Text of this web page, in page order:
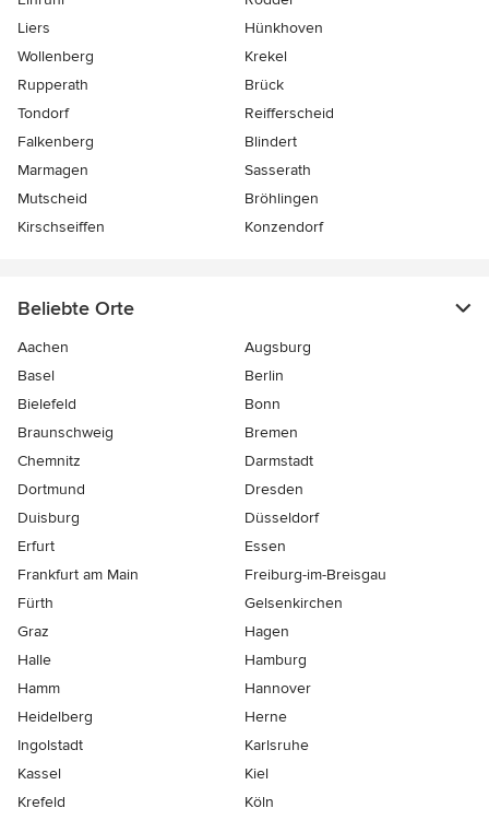
Liers
Hünkhoven
Wollenberg
Krekel
Rupperath
Brück
Tondorf
Reifferscheid
Falkenberg
Blindert
Marmagen
Sasserath
Mutscheid
Bröhlingen
Kirschseiffen
Konzendorf
Beliebte Orte
Aachen
Augsburg
Basel
Berlin
Bielefeld
Bonn
Braunschweig
Bremen
Chemnitz
Darmstadt
Dortmund
Dresden
Duisburg
Düsseldorf
Erfurt
Essen
Frankfurt am Main
Freiburg-im-Breisgau
Fürth
Gelsenkirchen
Graz
Hagen
Halle
Hamburg
Hamm
Hannover
Heidelberg
Herne
Ingolstadt
Karlsruhe
Kassel
Kiel
Krefeld
Köln